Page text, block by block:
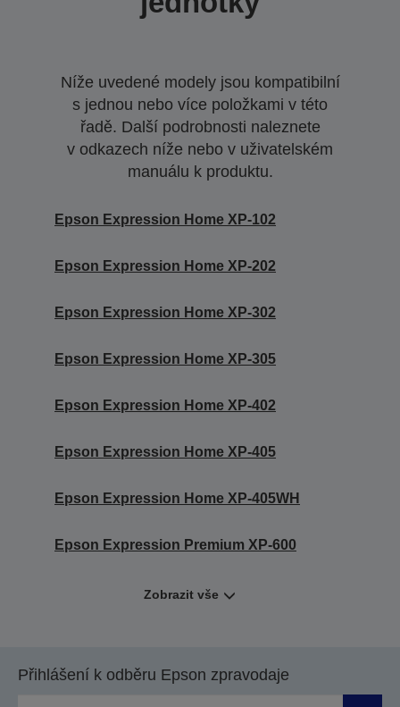
Níže uvedené modely jsou kompatibilní
s jednou nebo více položkami v této
řadě. Další podrobnosti naleznete
v odkazech níže nebo v uživatelském
manuálu k produktu.
Epson Expression Home XP-102
Epson Expression Home XP-202
Epson Expression Home XP-302
Epson Expression Home XP-305
Epson Expression Home XP-402
Epson Expression Home XP-405
Epson Expression Home XP-405WH
Epson Expression Premium XP-600
Zobrazit vše
Přihlášení k odběru Epson zpravodaje